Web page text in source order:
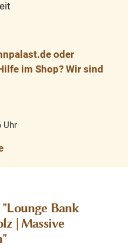
oder
im Shop? Wir sind
Uhr
Bank
| Massive